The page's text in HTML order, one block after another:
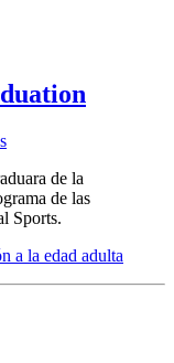
de la
de las
Sports.
a la edad adulta